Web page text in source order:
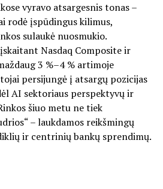
vyravo atsargesnis tonas –
rodė įspūdingus kilimus,
sulaukė nuosmukio.
Nasdaq Composite ir
3 %–4 % artimoje
persijungė į atsargų pozicijas
AI sektoriaus perspektyvų ir
šiuo metu ne tiek
– laukdamos reikšmingų
ir centrinių bankų sprendimų.